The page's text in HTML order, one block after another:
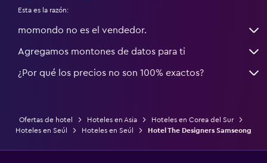
Esta es la razón:
momondo no es el vendedor.
Agregamos montones de datos para ti
¿Por qué los precios no son 100% exactos?
Ofertas de hotel Hoteles en Asia
Hoteles en Corea del Sur
Hoteles en Seúl
Hoteles en Seúl Hotel The Designers Samseong